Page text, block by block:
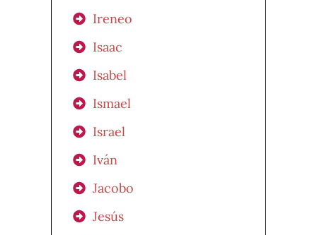
Ireneo
Isaac
Isabel
Ismael
Israel
Iván
Jacobo
Jesús